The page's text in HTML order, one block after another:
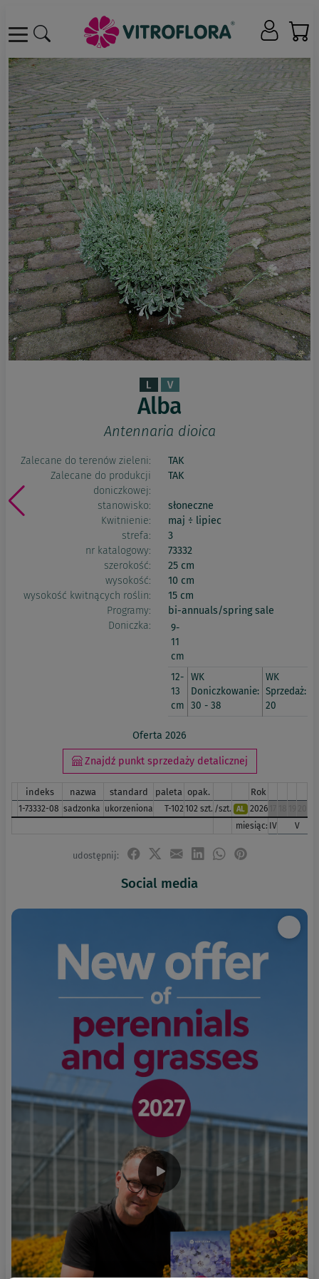
Alba
Antennaria dioica
Zalecane do terenów zieleni:
TAK
Zalecane do produkcji
doniczkowej:
TAK
stanowisko:
słoneczne
Kwitnienie:
maj ÷ lipiec
strefa:
3
nr katalogowy:
73332
szerokość:
25 cm
wysokość:
10 cm
wysokość kwitnących roślin:
15 cm
Programy:
bi-annuals/spring sale
Doniczka:
9-
11
cm
12-
13
cm
WK
Doniczkowanie:
30 - 38
WK
Sprzedaż:
20
Oferta 2026
Znajdź punkt sprzedaży detalicznej
indeks nazwa standard paleta opak. Rok
1-73332-08 sadzonka ukorzeniona T-102 102 szt. /szt. AL 2026
miesiąc: IV V
udostępnij:
Social media